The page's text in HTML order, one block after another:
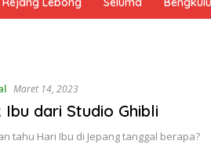
Maret 14, 2023
dari Studio Ghibli
tahu Hari Ibu di Jepang tanggal berapa?